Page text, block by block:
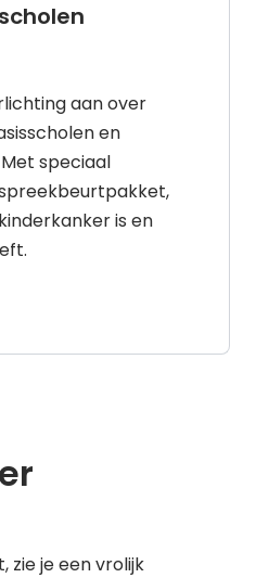
aan over
en
speciaal
is en
zie je een vrolijk